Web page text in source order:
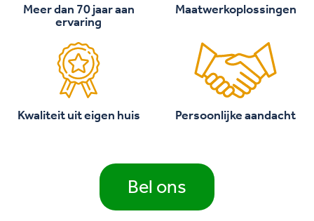
Meer dan 70 jaar aan
ervaring
Maatwerkoplossingen
Kwaliteit uit eigen huis Persoonlijke aandacht
Bel ons